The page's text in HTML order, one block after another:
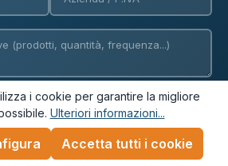
Preventivo
elettronica✓ Consegna in 24/48h
i cookie per garantire la migliore
Ulteriori informazioni...
Accetta tutti i cookie